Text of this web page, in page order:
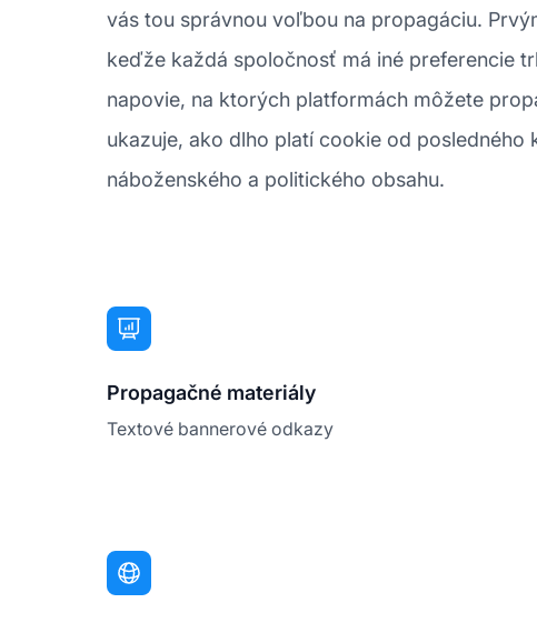
vás tou správnou voľbou na propagáciu.
keďže každá spoločnosť má iné preferencie
napovie, na ktorých platformách môžete
ukazuje, ako dlho platí cookie od
náboženského a politického obsahu.
Propagačné materiály
Textové bannerové odkazy